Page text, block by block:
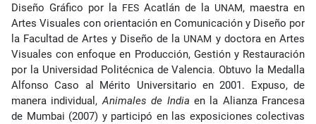
Diseño Gráfico por la FES Acatlán de la UNAM, maestra en
Artes Visuales con orientación en Comunicación y Diseño por
la Facultad de Artes y Diseño de la UNAM y doctora en Artes
Visuales con enfoque en Producción, Gestión y Restauración
por la Universidad Politécnica de Valencia. Obtuvo la Medalla
Alfonso Caso al Mérito Universitario en 2001. Expuso, de
manera individual,Animales de India en la Alianza Francesa
de Mumbai (2007) y participó en las exposiciones colectivas